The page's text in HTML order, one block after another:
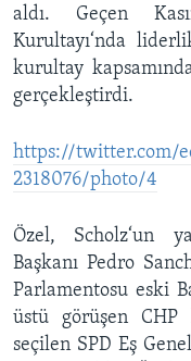
aldı. Geçen
Kurultayı‘nda
kurultay
gerçekleştirdi.
https://twitter.com/
2318076/photo/4
Özel, Scholz‘un
Başkanı Pedro
Parlamentosu eski
üstü görüşen
seçilen SPD Eş